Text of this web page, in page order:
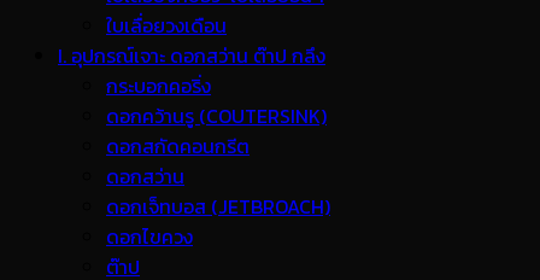
ใบเลื่อยวงเดือน
I. อุปกรณ์เจาะ ดอกสว่าน ต๊าป กลึง
กระบอกคอริ่ง
ดอกคว้านรู (COUTERSINK)
ดอกสกัดคอนกรีต
ดอกสว่าน
ดอกเจ็ทบอส (JETBROACH)
ดอกไขควง
ต๊าป